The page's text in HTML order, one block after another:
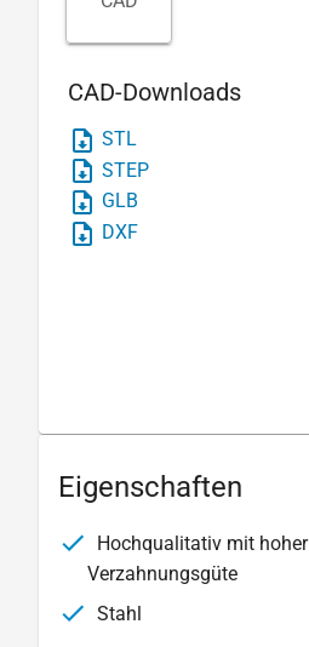
CAD-Downloads
STL
STEP
GLB
DXF
Eigenschaften
Hochqualitativ mit hoher
Verzahnungsgüte
Stahl